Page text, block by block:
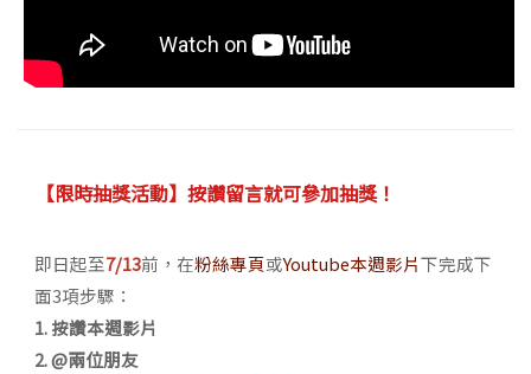
【限時抽獎活動】按讚留言就可參加抽獎！
即日起至7/13前，在粉絲專頁或Youtube本週影片下完成下
面3項步驟：
1. 按讚本週影片
2. @兩位朋友